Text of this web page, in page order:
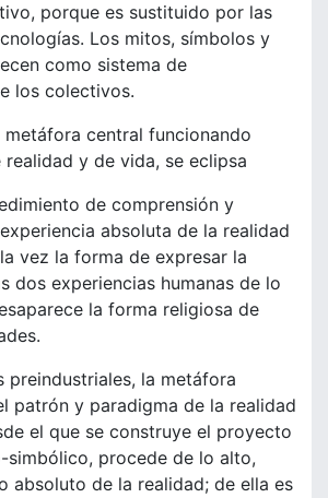
porque es sustituido por las
Los mitos, símbolos y
como sistema de
los colectivos.
central funcionando
y de vida, se eclipsa
de comprensión y
absoluta de la realidad
vez la forma de expresar la
dos experiencias humanas de lo
la forma religiosa de
preindustriales, la metáfora
patrón y paradigma de la realidad
el que se construye el proyecto
procede de lo alto,
absoluto de la realidad; de ella es